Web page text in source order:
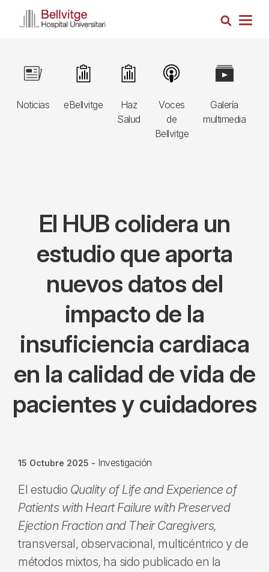
Busca
Navegació
principal
3r
Noticias
Image
eBellvitge
Image
Haz
Salud
Image
Voces
de
Bellvitge
Image
Galería
multimedia
Image
El HUB colidera un
estudio que aporta
nuevos datos del
impacto de la
insuficiencia cardiaca
en la calidad de vida de
pacientes y cuidadores
15 Octubre 2025 - Investigación
El estudio Quality of Life and Experience of
Patients with Heart Failure with Preserved
Ejection Fraction and Their Caregivers,
transversal, observacional, multicéntrico y de
métodos mixtos, ha sido publicado en la